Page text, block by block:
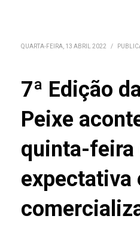
QUARTA-FEIRA, 13 ABRIL 2022 /
7ª Edição
Peixe
quinta-feira
expectativa